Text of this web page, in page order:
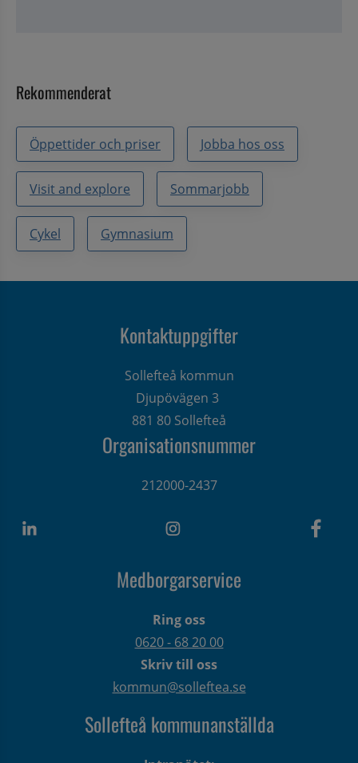
Rekommenderat
Öppettider och priser Jobba hos oss
Visit and explore Sommarjobb
Cykel Gymnasium
Kontaktuppgifter
Sollefteå kommun
Djupövägen 3
881 80 Sollefteå
Organisationsnummer
212000-2437
Medborgarservice
Ring oss
0620 - 68 20 00
Skriv till oss
kommun@solleftea.se
Sollefteå kommunanställda